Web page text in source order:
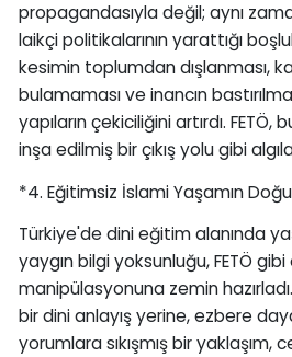
propagandasıyla değil; aynı
laikçi politikalarının yarattığı
kesimin toplumdan dışlanması,
bulamaması ve inancın
yapıların çekiciliğini artırdı. FETÖ,
inşa edilmiş bir çıkış yolu gibi
*4. Eğitimsiz İslami Yaşamın
Türkiye'de dini eğitim alanında
yaygın bilgi yoksunluğu, FETÖ
manipülasyonuna zemin
bir dini anlayış yerine, ezbere
yorumlara sıkışmış bir